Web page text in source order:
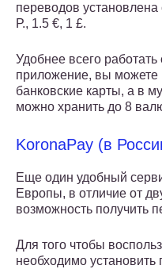
переводов
Р., 1.5 €, 1 £.
Удобнее всего работать
приложение, вы можете
банковские карты, а в
можно хранить до 8
KoronaPay (в
Еще один удобный
Европы, в отличие от
возможность получить
Для того чтобы
необходимо